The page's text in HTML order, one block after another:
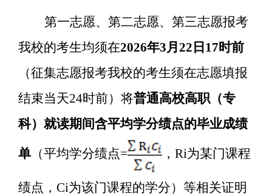
第一志愿、第二志愿、第三志愿报考
我校的考生均须在2026年3月 22 日 17时前
（征集志愿报考我校的考生须在志愿填报
结束当天24时前）将普通高校高职（专
科）就读期间含平均学分绩点的毕业成绩
单 （平均学分绩点= ， Ri为某门课程
绩点， Ci为该门课程的学分）等相关证明